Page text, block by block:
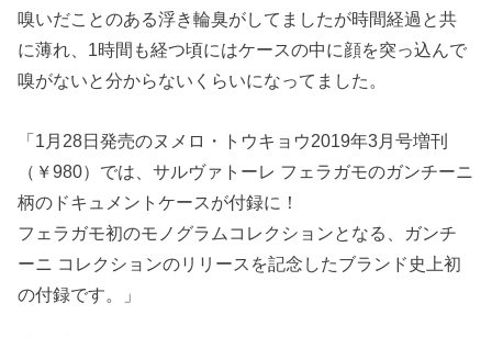
嗅いだことのある浮き輪臭がしてましたが時間経過と共
に薄れ、1時間も経つ頃にはケースの中に顔を突っ込んで
嗅がないと分からないくらいになってました。
「1月28日発売のヌメロ・トウキョウ2019年3月号増刊
（￥980）では、サルヴァトーレ フェラガモのガンチーニ
柄のドキュメントケースが付録に！
フェラガモ初のモノグラムコレクションとなる、ガンチ
ーニ コレクションのリリースを記念したブランド史上初
の付録です。」